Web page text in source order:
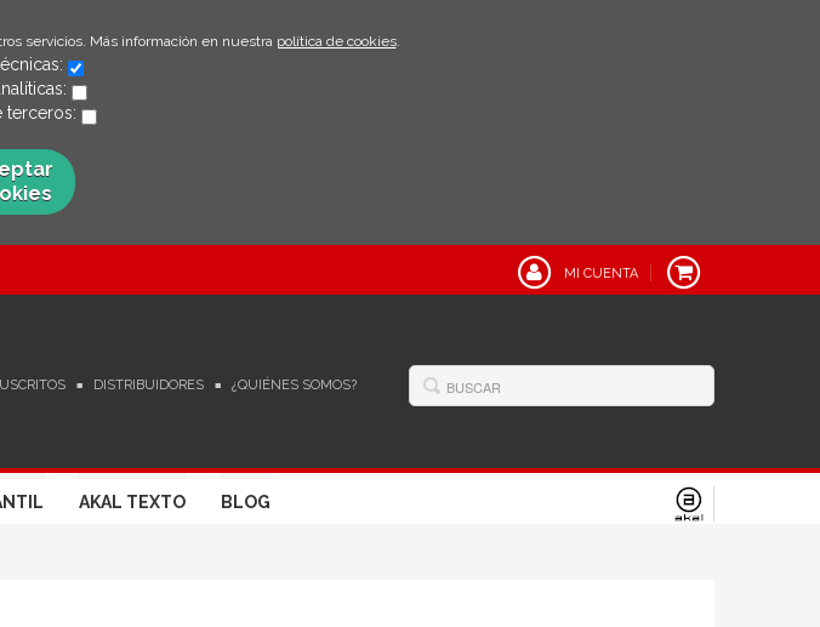
servicios. Más información en nuestra política de cookies.
terceros:
MI CUENTA
DISTRIBUIDORES ¿QUIÉNES SOMOS?
AKAL TEXTO BLOG